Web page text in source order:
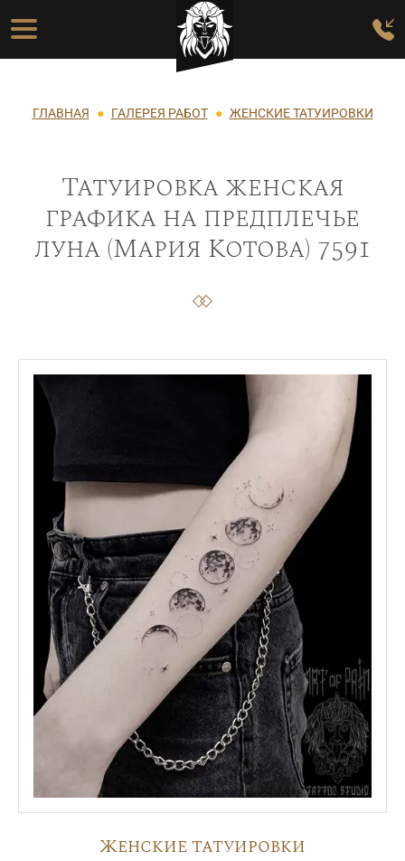
Перейти к основному содержанию
Основная навигация
Строка навигации
ГЛАВНАЯ ГАЛЕРЕЯ РАБОТ ЖЕНСКИЕ ТАТУИРОВКИ
Татуировка женская
графика на предплечье
луна (Мария Котова) 7591
Женские татуировки